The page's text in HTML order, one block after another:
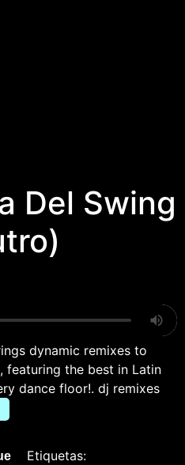
Del Swing
dynamic remixes to
featuring the best in Latin
dance floor!. dj remixes
Etiquetas: